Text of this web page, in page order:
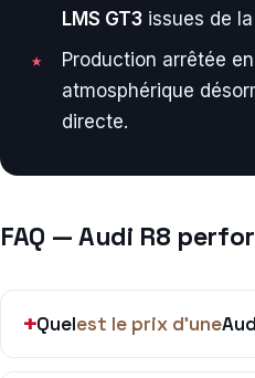
LMS GT3 issues de
Production arrêtée
atmosphérique
directe.
FAQ — Audi R8
Quelest le prix d’une